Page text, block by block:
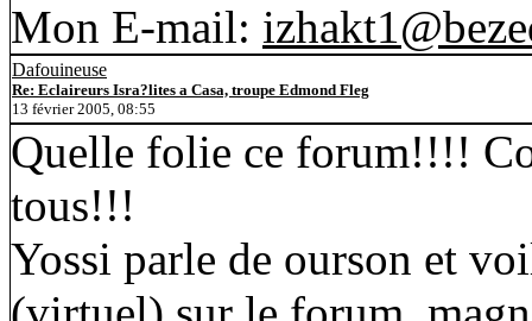
Mon E-mail:
Dafouineuse
Re: Eclaireurs Isra?lites a Casa, troupe Edmond Fleg
13 février 2005, 08:55
Quelle folie ce forum!!!!
tous!!!
Yossi parle de ourson et